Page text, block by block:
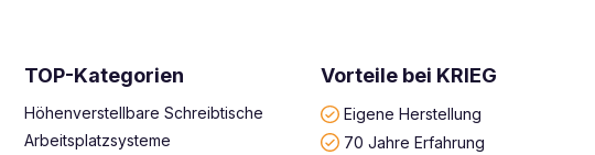
TOP-Kategorien
Höhenverstellbare Schreibtische
Arbeitsplatzsysteme
Vorteile bei KRIEG
Eigene Herstellung
70 Jahre Erfahrung